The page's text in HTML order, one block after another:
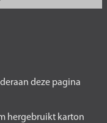
deze pagina
hergebruikt karton